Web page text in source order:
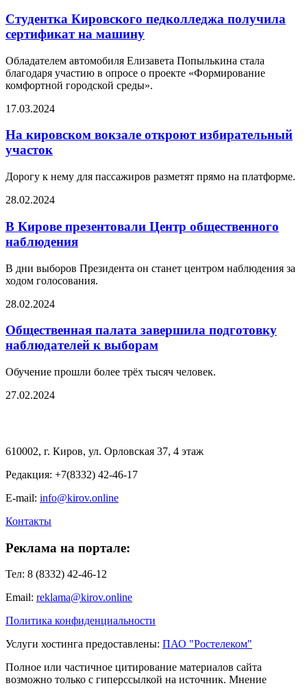
Студентка Кировского педколледжа получила
сертификат на машину
Обладателем автомобиля Елизавета Попылькина стала
благодаря участию в опросе о проекте «Формирование
комфортной городской среды».
17.03.2024
На кировском вокзале откроют избирательный
участок
Дорогу к нему для пассажиров разметят прямо на платформе.
28.02.2024
В Кирове презентовали Центр общественного
наблюдения
В дни выборов Президента он станет центром наблюдения за
ходом голосования.
28.02.2024
Общественная палата завершила подготовку
наблюдателей к выборам
Обучение прошли более трёх тысяч человек.
27.02.2024
610002, г. Киров, ул. Орловская 37, 4 этаж
Редакция: +7(8332) 42-46-17
E-mail: info@kirov.online
Контакты
Реклама на портале:
Тел: 8 (8332) 42-46-12
Email: reklama@kirov.online
Политика конфиденциальности
Услуги хостинга предоставлены: ПАО "Ростелеком"
Полное или частичное цитирование материалов сайта
возможно только с гиперссылкой на источник. Мнение